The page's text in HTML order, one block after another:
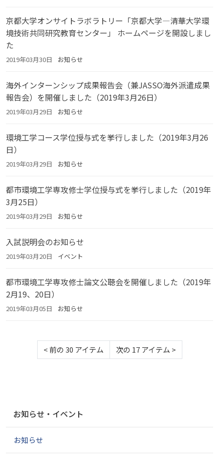
京都大学オンサイトラボラトリー「京都大学―清華大学環
境技術共同研究教育センター」 ホームページを開設しまし
た
2019年03月30日 お知らせ
海外インターンシップ成果報告会（兼JASSO海外派遣成果
報告会）を開催しました（2019年3月26日）
2019年03月29日 お知らせ
環境工学コース学位授与式を挙行しました（2019年3月26
日）
2019年03月29日 お知らせ
都市環境工学専攻修士学位授与式を挙行しました（2019年
3月25日）
2019年03月29日 お知らせ
入試説明会のお知らせ
2019年03月20日 イベント
都市環境工学専攻修士論文公聴会を開催しました（2019年
2月19、20日）
2019年03月05日 お知らせ
<前の 30 アイテム 次の 17 アイテム >
ゲ
シ
お知らせ・イベント
お知らせ